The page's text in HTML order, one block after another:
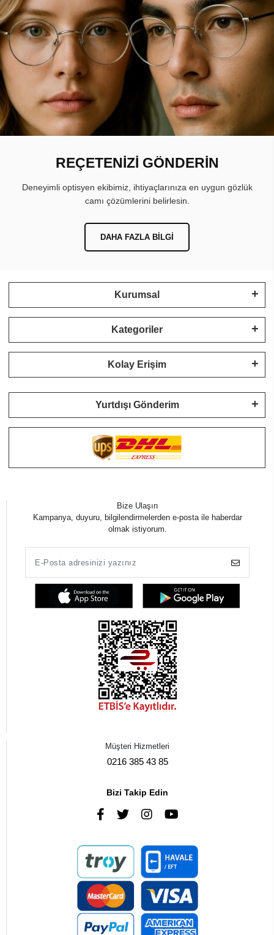
REÇETENİZİ GÖNDERİN
Deneyimli optisyen ekibimiz, ihtiyaçlarınıza en uygun gözlük
camı çözümlerini belirlesin.
DAHA FAZLA BILGI
Kurumsal
Kategoriler
Kolay Erişim
Yurtdışı Gönderim
Bize Ulaşın
Kampanya, duyuru, bilgilendirmelerden e-posta ile haberdar
olmak istiyorum.
Müşteri Hizmetleri
0216 385 43 85
Bizi Takip Edin